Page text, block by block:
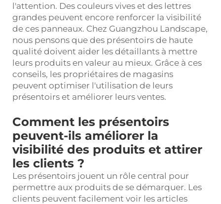
l'attention. Des couleurs vives et des lettres
grandes peuvent encore renforcer la visibilité
de ces panneaux. Chez Guangzhou Landscape,
nous pensons que des présentoirs de haute
qualité doivent aider les détaillants à mettre
leurs produits en valeur au mieux. Grâce à ces
conseils, les propriétaires de magasins
peuvent optimiser l'utilisation de leurs
présentoirs et améliorer leurs ventes.
Comment les présentoirs
peuvent-ils améliorer la
visibilité des produits et attirer
les clients ?
Les présentoirs jouent un rôle central pour
permettre aux produits de se démarquer. Les
clients peuvent facilement voir les articles